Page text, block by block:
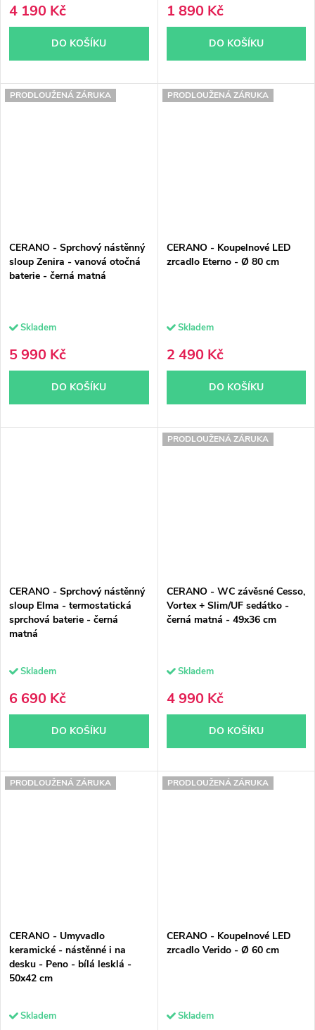
4 190 Kč
DO KOŠÍKU
1 890 Kč
DO KOŠÍKU
PRODLOUŽENÁ ZÁRUKA
CERANO - Sprchový nástěnný
sloup Zenira - vanová otočná
baterie - černá matná
Skladem
5 990 Kč
DO KOŠÍKU
PRODLOUŽENÁ ZÁRUKA
CERANO - Koupelnové LED
zrcadlo Eterno - Ø 80 cm
Skladem
2 490 Kč
DO KOŠÍKU
CERANO - Sprchový nástěnný
sloup Elma - termostatická
sprchová baterie - černá
matná
Skladem
6 690 Kč
DO KOŠÍKU
PRODLOUŽENÁ ZÁRUKA
CERANO - WC závěsné Cesso,
Vortex + Slim/UF sedátko -
černá matná - 49x36 cm
Skladem
4 990 Kč
DO KOŠÍKU
PRODLOUŽENÁ ZÁRUKA
CERANO - Umyvadlo
keramické - nástěnné i na
desku - Peno - bílá lesklá -
50x42 cm
Skladem
PRODLOUŽENÁ ZÁRUKA
CERANO - Koupelnové LED
zrcadlo Verido - Ø 60 cm
Skladem